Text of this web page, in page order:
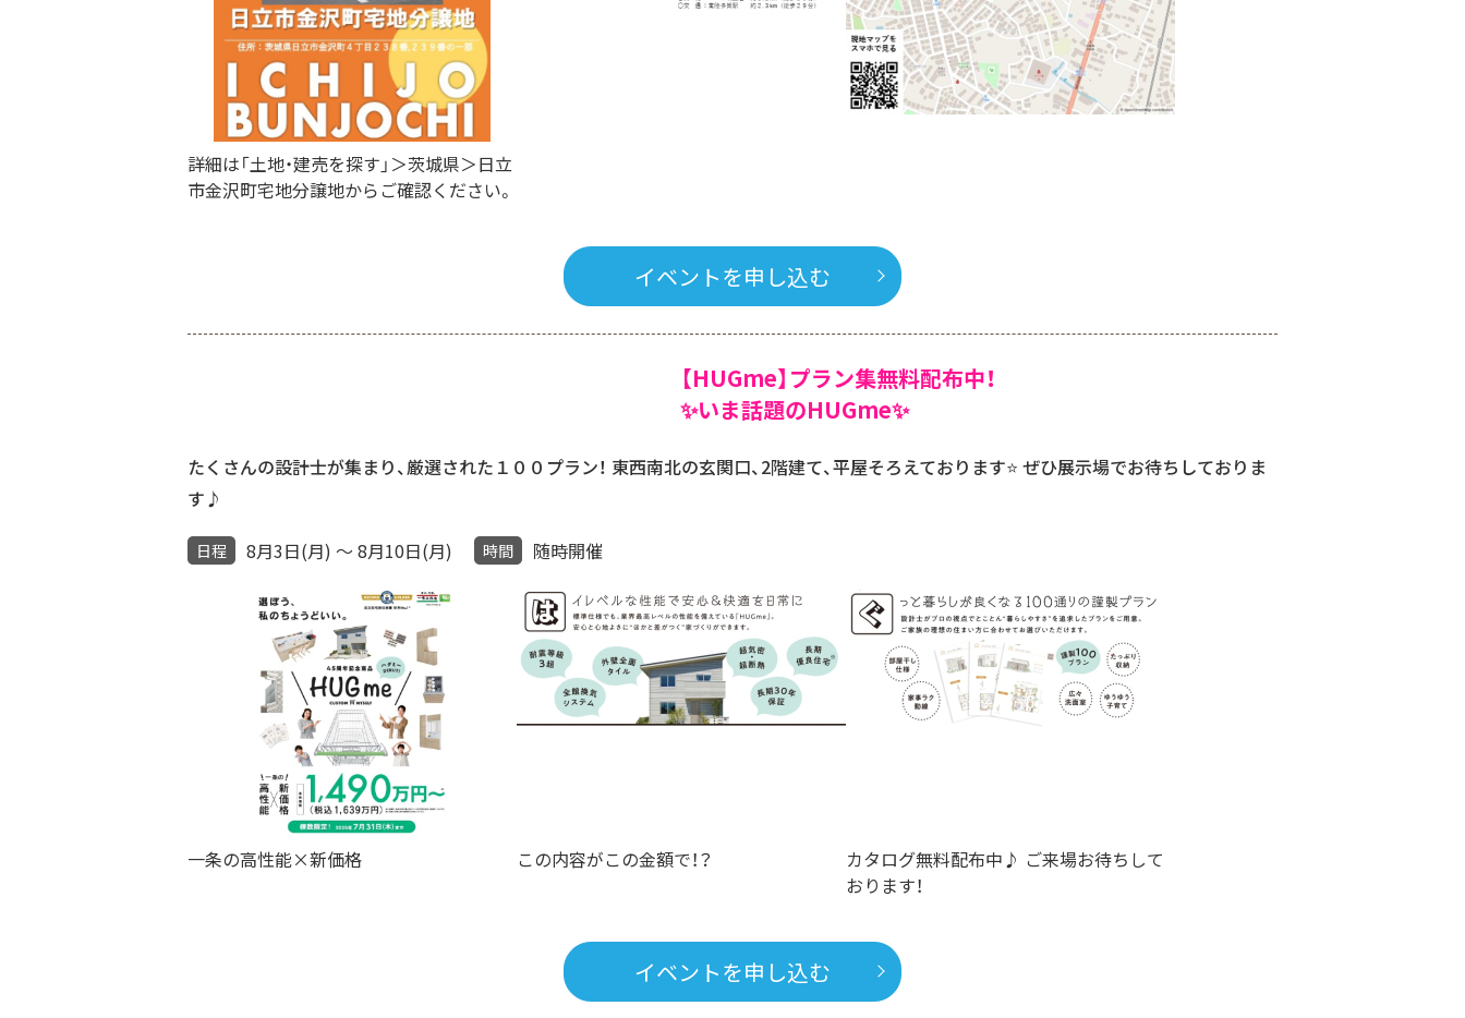
詳細は「土地・建売を探す」＞​茨城県＞​日立
市金沢町宅地分譲地からご確認ください。
イベントを申し込む
【HUGme】プラン集無料配布中！
✨いま話題のHUGme✨
たくさんの設計士が集まり、厳選された１００プラン！ 東西南北の玄関口、2階建て、平屋そろえております⭐ ぜひ展示場でお待ちしておりま
す♪
日程 8月3日(月) ～ 8月10日(月) 時間 随時開催
一条の高性能×新価格 この内容がこの金額で！？
カタログ無料配布中♪ ご来場お待ちして
おります！
イベントを申し込む